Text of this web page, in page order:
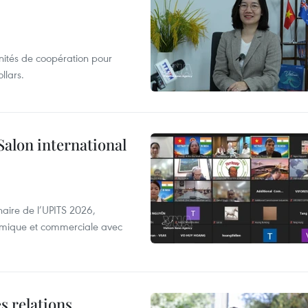
de coopération pour
international
de l’UPITS 2026,
et commerciale avec
relations